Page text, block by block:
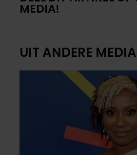
MEDIA!
UIT ANDERE MEDIA